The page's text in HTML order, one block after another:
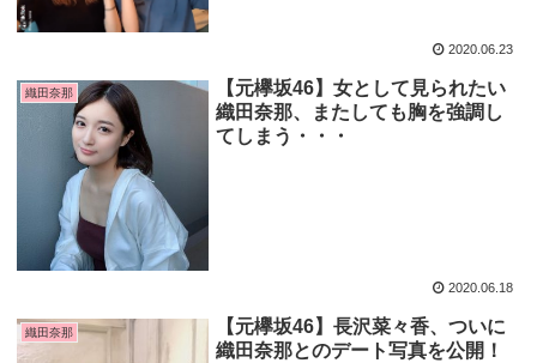
2020.06.23
織田奈那
【元欅坂46】女として見られたい
織田奈那、またしても胸を強調し
てしまう・・・
2020.06.18
織田奈那
【元欅坂46】長沢菜々香、ついに
織田奈那とのデート写真を公開！